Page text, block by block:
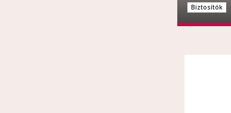
Biztosítók